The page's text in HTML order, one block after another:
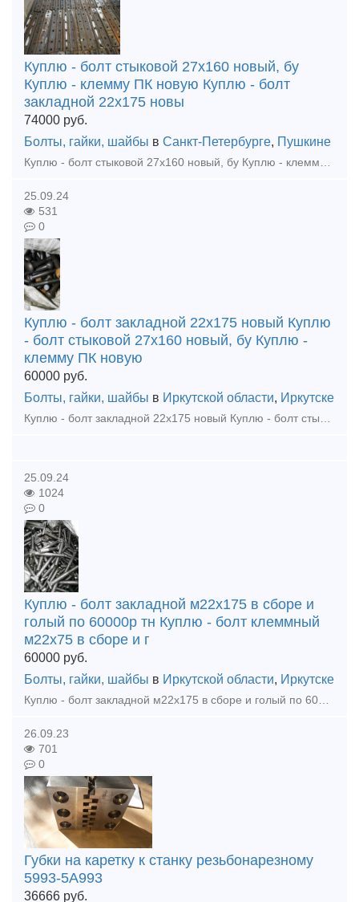
Куплю - болт стыковой 27х160 новый, бу
Куплю - клемму ПК новую Куплю - болт
закладной 22х175 новы
74000 руб.
Болты, гайки, шайбы в Санкт-Петербурге, Пушкине
Куплю - болт стыковой 27х160 новый, бу Куплю - клемму ПК новую Куплю - болт закладной 22х175 новый Куплю - гайка путевая М22, , М24, М27 новые Куплю - шайба путевая М25, М24, М27 новые
25.09.24
531
0
Куплю - болт закладной 22х175 новый Куплю
- болт стыковой 27х160 новый, бу Куплю -
клемму ПК новую
60000 руб.
Болты, гайки, шайбы в Иркутской области, Иркутске
Куплю - болт закладной 22х175 новый Куплю - болт стыковой 27х160 новый, бу Куплю - клемму ПК новую Куплю - гайка путевая М22, ,М24, М27 новые Куплю - шайба путевая М25, М24, М27 новые К
25.09.24
1024
0
Куплю - болт закладной м22х175 в сборе и
голый по 60000р тн Куплю - болт клеммный
м22х75 в сборе и г
60000 руб.
Болты, гайки, шайбы в Иркутской области, Иркутске
Куплю - болт закладной м22х175 в сборе и голый по 60000р тн Куплю - болт клеммный м22х75 в сборе и голый новый по 58000р тн Куплю - комплектующие к стрелочным переводам р65, р50 новые и бу Куплю
26.09.23
701
0
Губки на каретку к станку резьбонарезному
5993-5А993
36666 руб.